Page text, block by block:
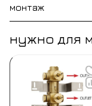
монтаж
нужно для